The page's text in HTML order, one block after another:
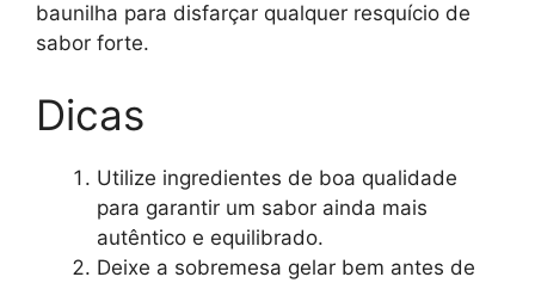
baunilha para disfarçar qualquer resquício de
sabor forte.
Dicas
Utilize ingredientes de boa qualidade
para garantir um sabor ainda mais
autêntico e equilibrado.
Deixe a sobremesa gelar bem antes de